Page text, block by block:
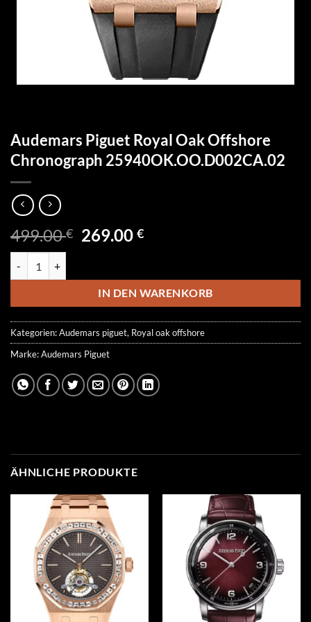
Audemars Piguet Royal Oak Offshore
Chronograph 25940OK.OO.D002CA.02
499.00€ Ursprünglicher
499.00 €
269.00€Aktueller
269.00 €.
IN DEN WARENKORB
Kategorien:Audemars piguet, Royal oak offshore
Marke:Audemars Piguet
ÄHNLICHE PRODUKTE